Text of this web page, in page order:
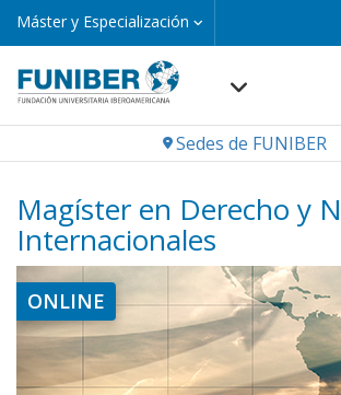
Pasar
principal
Máster y Especialización
Máster
y
Navegación
Sedes de FUNIBER
Magíster en Derecho y
Internacionales
Imagen
ONLINE